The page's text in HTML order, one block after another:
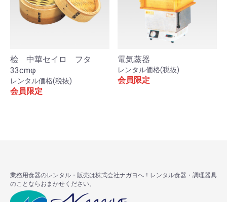
桧 中華セイロ フタ
33cmφ
レンタル価格(税抜)
会員限定
電気蒸器
レンタル価格(税抜)
会員限定
業務用食器のレンタル・販売は株式会社ナガヨへ！レンタル食器・調理器具
のことならおまかせください。